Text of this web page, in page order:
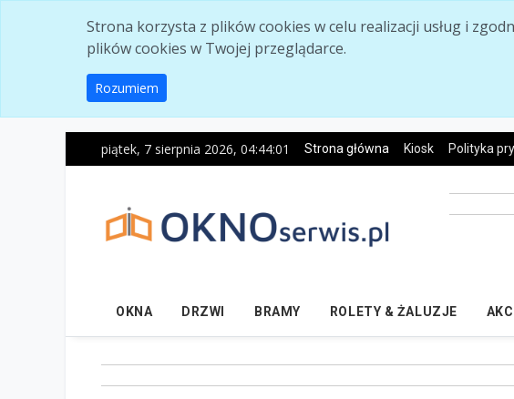
Strona korzysta z plików cookies w celu realizacji usług i
plików cookies w Twojej przeglądarce.
Rozumiem
piątek, 7 sierpnia 2026, 04:44:03 Strona główna Kiosk Polityka
OKNA DRZWI BRAMY ROLETY & ŻALUZJE